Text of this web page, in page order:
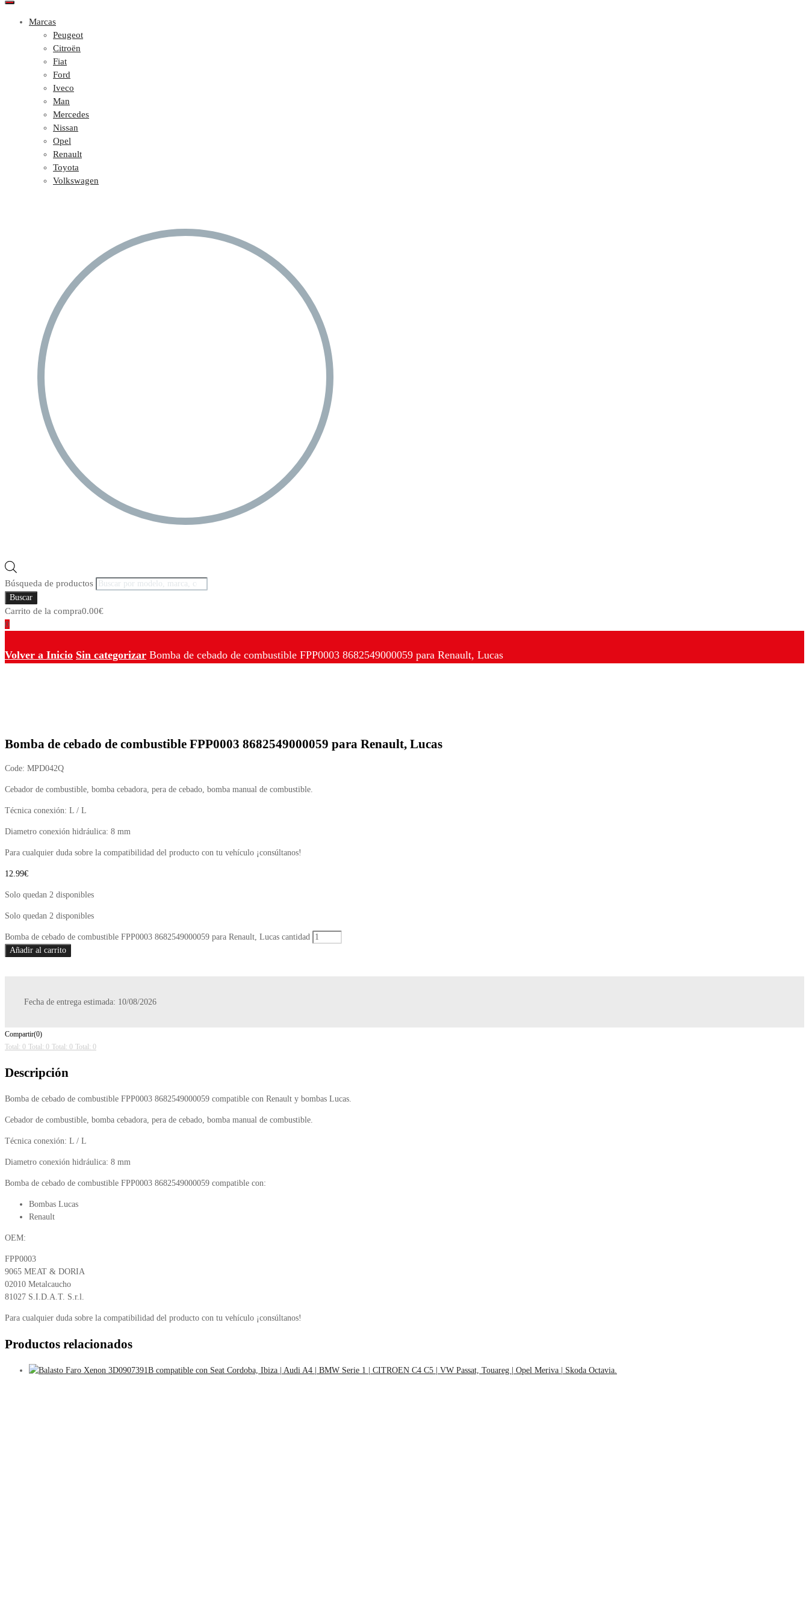
Marcas
Peugeot
Citroën
Fiat
Ford
Iveco
Man
Mercedes
Nissan
Opel
Renault
Toyota
Volkswagen
Búsqueda de productos
Buscar
Carrito de la compra0.00€
0
Volver a Inicio Sin categorizar Bomba de cebado de combustible FPP0003 8682549000059 para Renault, Lucas
Bomba de cebado de combustible FPP0003 8682549000059 para Renault, Lucas
Code: MPD042Q
Cebador de combustible, bomba cebadora, pera de cebado, bomba manual de combustible.
Técnica conexión: L / L
Diametro conexión hidráulica: 8 mm
Para cualquier duda sobre la compatibilidad del producto con tu vehículo ¡consúltanos!
12.99€
Solo quedan 2 disponibles
Solo quedan 2 disponibles
Bomba de cebado de combustible FPP0003 8682549000059 para Renault, Lucas cantidad
Añadir al carrito
Fecha de entrega estimada: 10/08/2026
Compartir(0)
Total: 0 Total: 0 Total: 0 Total: 0
Descripción
Bomba de cebado de combustible FPP0003 8682549000059 compatible con Renault y bombas Lucas.
Cebador de combustible, bomba cebadora, pera de cebado, bomba manual de combustible.
Técnica conexión: L / L
Diametro conexión hidráulica: 8 mm
Bomba de cebado de combustible FPP0003 8682549000059 compatible con:
Bombas Lucas
Renault
OEM:
FPP0003
9065 MEAT & DORIA
02010 Metalcaucho
81027 S.I.D.A.T. S.r.l.
Para cualquier duda sobre la compatibilidad del producto con tu vehículo ¡consúltanos!
Productos relacionados